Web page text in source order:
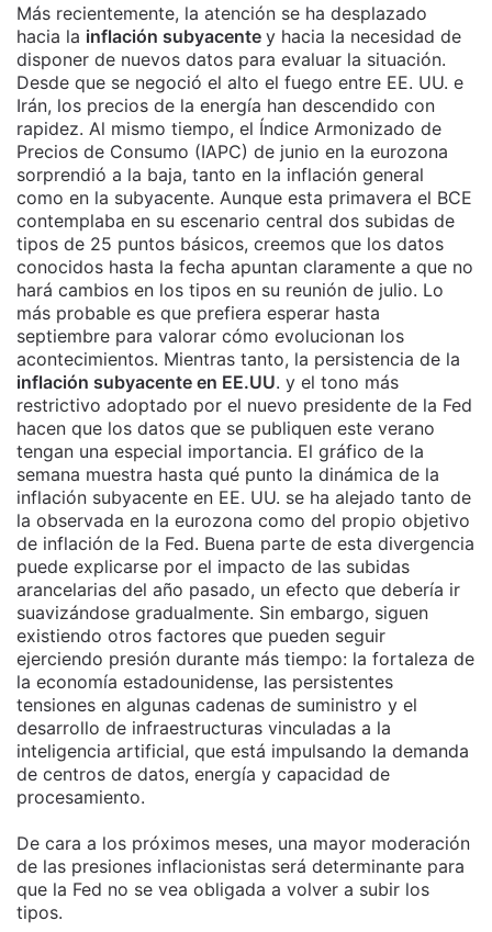
Más recientemente, la atención se ha desplazado
hacia la inflación subyacente y hacia la necesidad de
disponer de nuevos datos para evaluar la situación.
Desde que se negoció el alto el fuego entre EE. UU. e
Irán, los precios de la energía han descendido con
rapidez. Al mismo tiempo, el Índice Armonizado de
Precios de Consumo (IAPC) de junio en la eurozona
sorprendió a la baja, tanto en la inflación general
como en la subyacente. Aunque esta primavera el BCE
contemplaba en su escenario central dos subidas de
tipos de 25 puntos básicos, creemos que los datos
conocidos hasta la fecha apuntan claramente a que no
hará cambios en los tipos en su reunión de julio. Lo
más probable es que prefiera esperar hasta
septiembre para valorar cómo evolucionan los
acontecimientos. Mientras tanto, la persistencia de la
inflación subyacente en EE.UU. y el tono más
restrictivo adoptado por el nuevo presidente de la Fed
hacen que los datos que se publiquen este verano
tengan una especial importancia. El gráfico de la
semana muestra hasta qué punto la dinámica de la
inflación subyacente en EE. UU. se ha alejado tanto de
la observada en la eurozona como del propio objetivo
de inflación de la Fed. Buena parte de esta divergencia
puede explicarse por el impacto de las subidas
arancelarias del año pasado, un efecto que debería ir
suavizándose gradualmente. Sin embargo, siguen
existiendo otros factores que pueden seguir
ejerciendo presión durante más tiempo: la fortaleza de
la economía estadounidense, las persistentes
tensiones en algunas cadenas de suministro y el
desarrollo de infraestructuras vinculadas a la
inteligencia artificial, que está impulsando la demanda
de centros de datos, energía y capacidad de
procesamiento.
De cara a los próximos meses, una mayor moderación
de las presiones inflacionistas será determinante para
que la Fed no se vea obligada a volver a subir los
tipos.